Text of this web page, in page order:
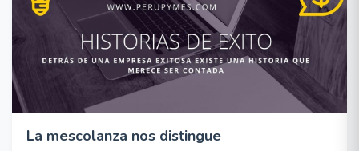
La mescolanza nos distingue